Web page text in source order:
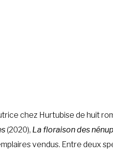
chez Hurtubise de huit
(2020), La floraison des
vendus. Entre deux